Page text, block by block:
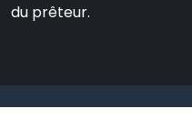
du prêteur.